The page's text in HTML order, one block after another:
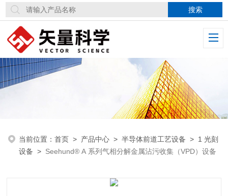
当前位置：首页 > 产品中心 >半导体前道工艺设备 > 1 光刻
设备 > Seehund® A 系列气相分解金属沾污收集（VPD）设备